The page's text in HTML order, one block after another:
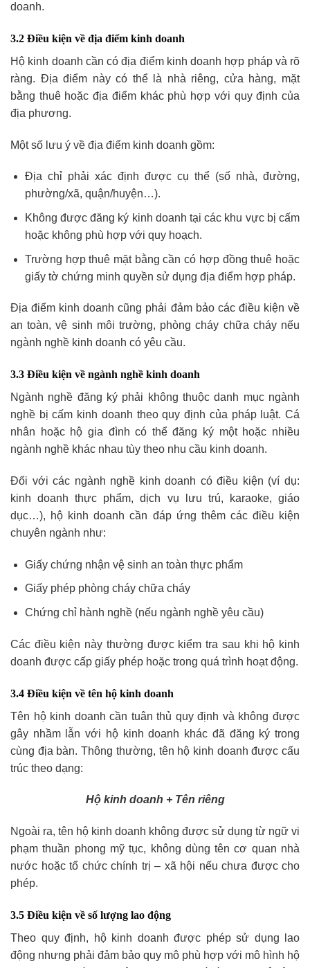
doanh.
3.2 Điều kiện về địa điểm kinh doanh
Hộ kinh doanh cần có địa điểm kinh doanh hợp pháp và rõ
ràng. Địa điểm này có thể là nhà riêng, cửa hàng, mặt
bằng thuê hoặc địa điểm khác phù hợp với quy định của
địa phương.
Một số lưu ý về địa điểm kinh doanh gồm:
Địa chỉ phải xác định được cụ thể (số nhà, đường,
phường/xã, quận/huyện…).
Không được đăng ký kinh doanh tại các khu vực bị cấm
hoặc không phù hợp với quy hoạch.
Trường hợp thuê mặt bằng cần có hợp đồng thuê hoặc
giấy tờ chứng minh quyền sử dụng địa điểm hợp pháp.
Địa điểm kinh doanh cũng phải đảm bảo các điều kiện về
an toàn, vệ sinh môi trường, phòng cháy chữa cháy nếu
ngành nghề kinh doanh có yêu cầu.
3.3 Điều kiện về ngành nghề kinh doanh
Ngành nghề đăng ký phải không thuộc danh mục ngành
nghề bị cấm kinh doanh theo quy định của pháp luật. Cá
nhân hoặc hộ gia đình có thể đăng ký một hoặc nhiều
ngành nghề khác nhau tùy theo nhu cầu kinh doanh.
Đối với các ngành nghề kinh doanh có điều kiện (ví dụ:
kinh doanh thực phẩm, dịch vụ lưu trú, karaoke, giáo
dục…), hộ kinh doanh cần đáp ứng thêm các điều kiện
chuyên ngành như:
Giấy chứng nhận vệ sinh an toàn thực phẩm
Giấy phép phòng cháy chữa cháy
Chứng chỉ hành nghề (nếu ngành nghề yêu cầu)
Các điều kiện này thường được kiểm tra sau khi hộ kinh
doanh được cấp giấy phép hoặc trong quá trình hoạt động.
3.4 Điều kiện về tên hộ kinh doanh
Tên hộ kinh doanh cần tuân thủ quy định và không được
gây nhầm lẫn với hộ kinh doanh khác đã đăng ký trong
cùng địa bàn. Thông thường, tên hộ kinh doanh được cấu
trúc theo dạng:
Hộ kinh doanh + Tên riêng
Ngoài ra, tên hộ kinh doanh không được sử dụng từ ngữ vi
phạm thuần phong mỹ tục, không dùng tên cơ quan nhà
nước hoặc tổ chức chính trị – xã hội nếu chưa được cho
phép.
3.5 Điều kiện về số lượng lao động
Theo quy định, hộ kinh doanh được phép sử dụng lao
động nhưng phải đảm bảo quy mô phù hợp với mô hình hộ